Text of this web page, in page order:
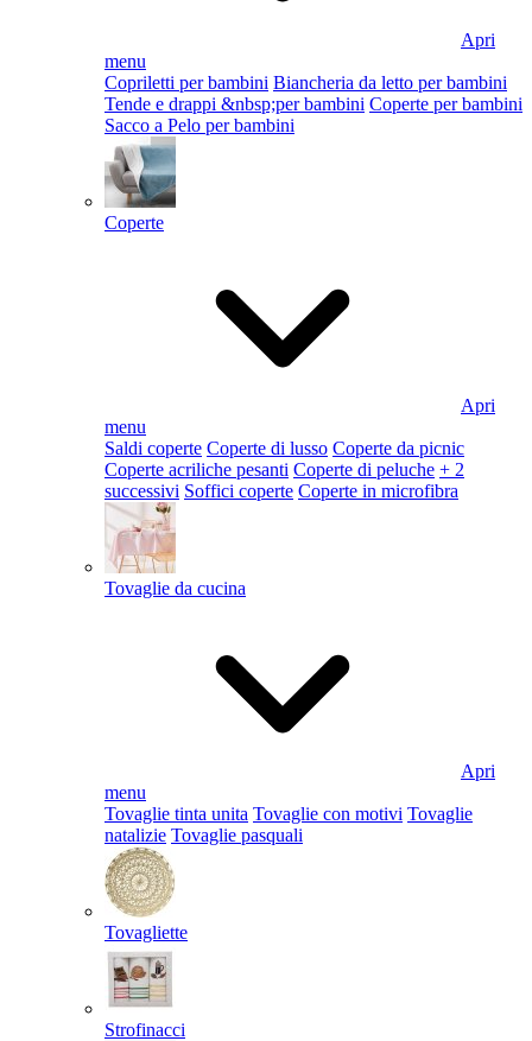
Apri
menu
Copriletti per bambini Biancheria da letto per bambini
Tende e drappi &nbsp;per bambini Coperte per bambini
Sacco a Pelo per bambini
Coperte
Apri
menu
Saldi coperte Coperte di lusso Coperte da picnic
Coperte acriliche pesanti Coperte di peluche + 2
successivi Soffici coperte Coperte in microfibra
Tovaglie da cucina
Apri
menu
Tovaglie tinta unita Tovaglie con motivi Tovaglie
natalizie Tovaglie pasquali
Tovagliette
Strofinacci